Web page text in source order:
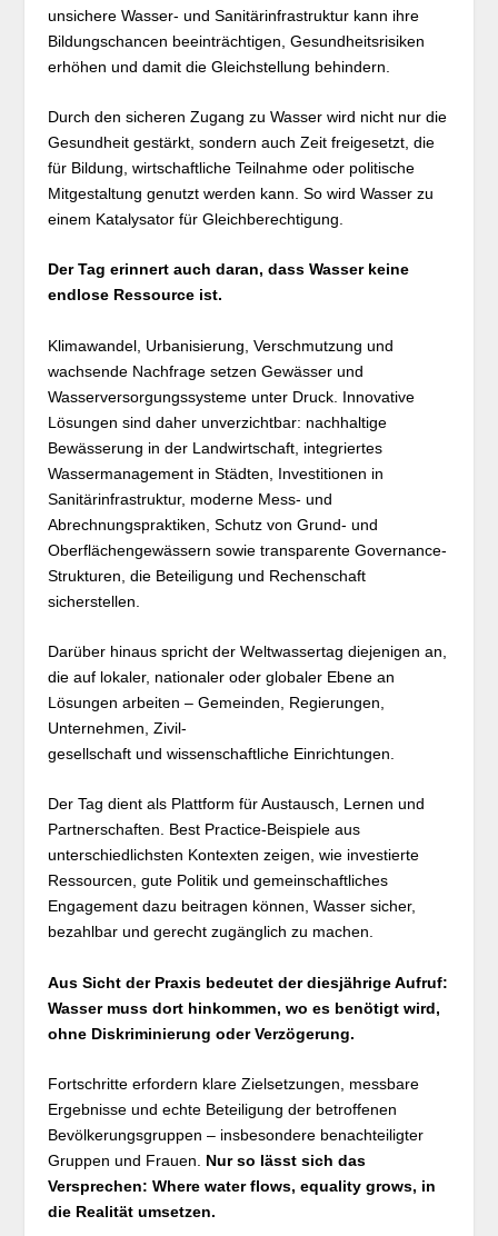
unsichere Wasser- und Sanitärinfrastruktur kann ihre
Bildungschancen beeinträchtigen, Gesundheitsrisiken
erhöhen und damit die Gleichstellung behindern.
Durch den sicheren Zugang zu Wasser wird nicht nur die
Gesundheit gestärkt, sondern auch Zeit freigesetzt, die
für Bildung, wirtschaftliche Teilnahme oder politische
Mitgestaltung genutzt werden kann. So wird Wasser zu
einem Katalysator für Gleichberechtigung.
Der Tag erinnert auch daran, dass Wasser keine
endlose Ressource ist.
Klimawandel, Urbanisierung, Verschmutzung und
wachsende Nachfrage setzen Gewässer und
Wasserversorgungssysteme unter Druck. Innovative
Lösungen sind daher unverzichtbar: nachhaltige
Bewässerung in der Landwirtschaft, integriertes
Wassermanagement in Städten, Investitionen in
Sanitärinfrastruktur, moderne Mess- und
Abrechnungspraktiken, Schutz von Grund- und
Oberflächengewässern sowie transparente Governance-
Strukturen, die Beteiligung und Rechenschaft
sicherstellen.
Darüber hinaus spricht der Weltwassertag diejenigen an,
die auf lokaler, nationaler oder globaler Ebene an
Lösungen arbeiten – Gemeinden, Regierungen,
Unternehmen, Zivil-
gesellschaft und wissenschaftliche Einrichtungen.
Der Tag dient als Plattform für Austausch, Lernen und
Partnerschaften. Best Practice-Beispiele aus
unterschiedlichsten Kontexten zeigen, wie investierte
Ressourcen, gute Politik und gemeinschaftliches
Engagement dazu beitragen können, Wasser sicher,
bezahlbar und gerecht zugänglich zu machen.
Aus Sicht der Praxis bedeutet der diesjährige Aufruf:
Wasser muss dort hinkommen, wo es benötigt wird,
ohne Diskriminierung oder Verzögerung.
Fortschritte erfordern klare Zielsetzungen, messbare
Ergebnisse und echte Beteiligung der betroffenen
Bevölkerungsgruppen – insbesondere benachteiligter
Gruppen und Frauen. Nur so lässt sich das
Versprechen: Where water flows, equality grows, in
die Realität umsetzen.